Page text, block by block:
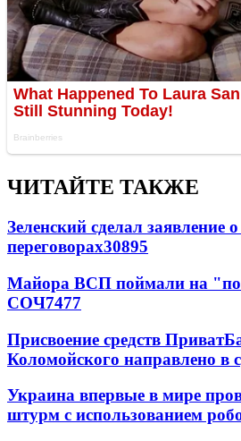
ЧИТАЙТЕ ТАКЖЕ
Зеленский сделал заявление
переговорах30895
Майора ВСП поймали на
СОЧ7477
Присвоение средств
Коломойского направлено в
Украина впервые в мире
штурм с использованием